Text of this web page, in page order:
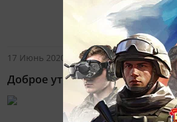
телефон и
ленту новостей…
вам налить
и не спеша
с публикациями,
на бумажных
журнала.
и почувствуйте
1967 0
0
17 Июнь 2020 - 07:48
Доброе утро, друзья!
Пусть в жизни
2048 0 0